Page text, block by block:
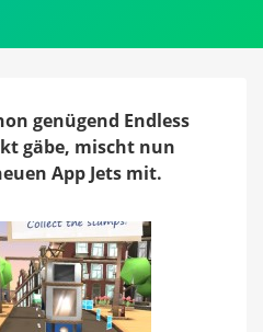
Endless
den
App
Store
genügend Endless
gäbe, mischt nun
App Jets mit.